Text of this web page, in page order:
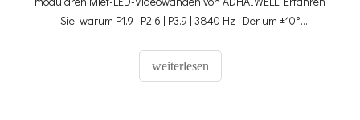
Sie, warum P1.9 | P2.6 | P3.9 | 3840 Hz | Der um ±10°
beeindruckende visuelle Darstellungen unerlässlich.
weiterlesen